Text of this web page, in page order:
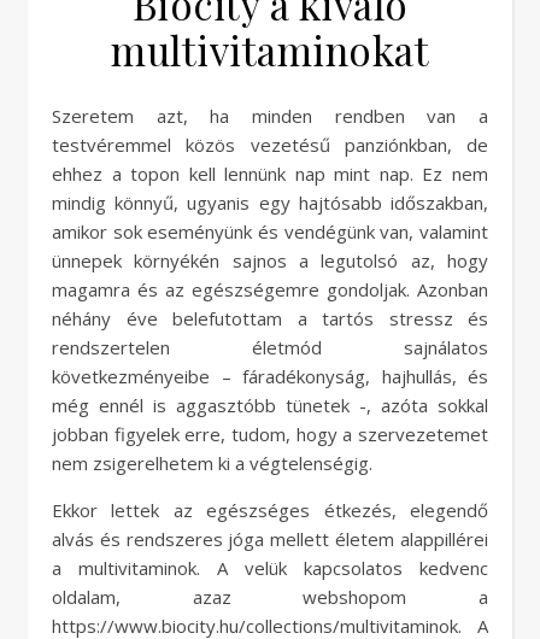
multivitaminokat
Szeretem azt, ha minden rendben van a
testvéremmel közös vezetésű panziónkban, de
ehhez a topon kell lennünk nap mint nap. Ez nem
mindig könnyű, ugyanis egy hajtósabb időszakban,
amikor sok eseményünk és vendégünk van, valamint
ünnepek környékén sajnos a legutolsó az, hogy
magamra és az egészségemre gondoljak. Azonban
néhány éve belefutottam a tartós stressz és
rendszertelen életmód sajnálatos
következményeibe – fáradékonyság, hajhullás, és
még ennél is aggasztóbb tünetek -, azóta sokkal
jobban figyelek erre, tudom, hogy a szervezetemet
nem zsigerelhetem ki a végtelenségig.
Ekkor lettek az egészséges étkezés, elegendő
alvás és rendszeres jóga mellett életem alappillérei
a multivitaminok. A velük kapcsolatos kedvenc
oldalam, azaz webshopom a
https://www.biocity.hu/collections/multivitaminok. A